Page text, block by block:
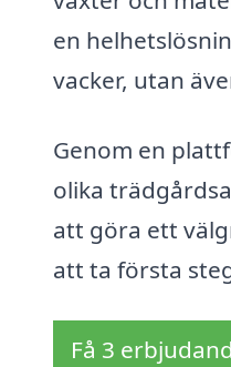
en
vacker, utan
Genom en
olika
att göra ett
att ta första
Få 3